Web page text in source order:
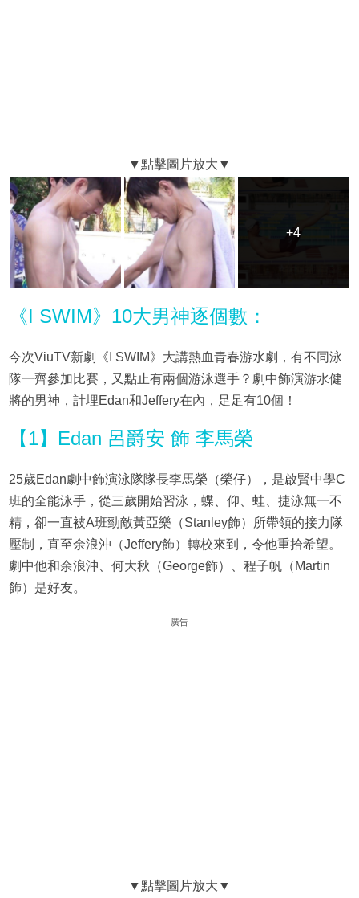
+4
+4
《I SWIM》10大男神逐個數：
今次ViuTV新劇《I SWIM》大講熱血青春游水劇，有不同泳
隊一齊參加比賽，又點止有兩個游泳選手？劇中飾演游水健
將的男神，計埋Edan和Jeffery在內，足足有10個！
【1】Edan 呂爵安 飾 李馬榮
25歲Edan劇中飾演泳隊隊長李馬榮（榮仔），是啟賢中學C
班的全能泳手，從三歲開始習泳，蝶、仰、蛙、捷泳無一不
精，卻一直被A班勁敵黃亞樂（Stanley飾）所帶領的接力隊
壓制，直至余浪沖（Jeffery飾）轉校來到，令他重拾希望。
劇中他和余浪沖、何大秋（George飾）、程子帆（Martin
飾）是好友。
廣告